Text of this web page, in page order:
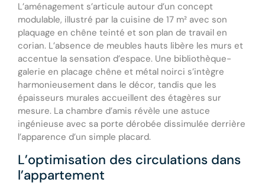
L’aménagement s’articule autour d’un concept
modulable, illustré par la cuisine de 17 m² avec son
plaquage en chêne teinté et son plan de travail en
corian. L’absence de meubles hauts libère les murs et
accentue la sensation d’espace. Une bibliothèque-
galerie en placage chêne et métal noirci s’intègre
harmonieusement dans le décor, tandis que les
épaisseurs murales accueillent des étagères sur
mesure. La chambre d’amis révèle une astuce
ingénieuse avec sa porte dérobée dissimulée derrière
l’apparence d’un simple placard.
L’optimisation des circulations dans
l’appartement